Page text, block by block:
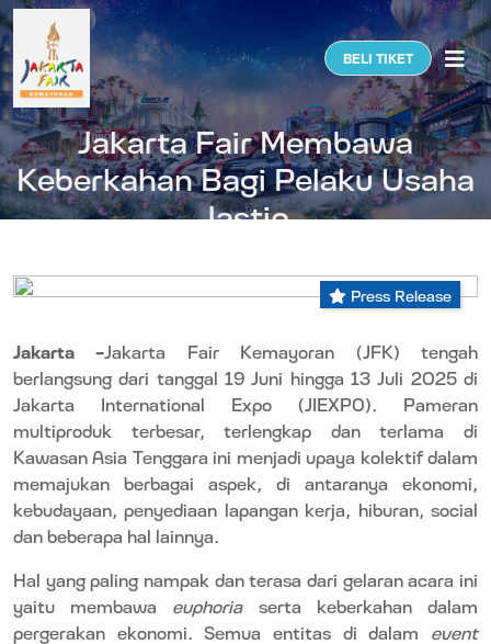
BELI TIKET
Jakarta Fair Membawa
Keberkahan Bagi Pelaku Usaha
Jastip
Press Release
Jakarta –Jakarta Fair Kemayoran (JFK) tengah
berlangsung dari tanggal 19 Juni hingga 13 Juli 2025 di
Jakarta International Expo (JIEXPO). Pameran
multiproduk terbesar, terlengkap dan terlama di
Kawasan Asia Tenggara ini menjadi upaya kolektif dalam
memajukan berbagai aspek, di antaranya ekonomi,
kebudayaan, penyediaan lapangan kerja, hiburan, social
dan beberapa hal lainnya.
Hal yang paling nampak dan terasa dari gelaran acara ini
yaitu membawa euphoriaserta keberkahan dalam
pergerakan ekonomi. Semua entitas di dalam event